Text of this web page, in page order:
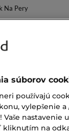
Na Pery
súborov
používajú
vylepšenie
Vaše nastavenie
na